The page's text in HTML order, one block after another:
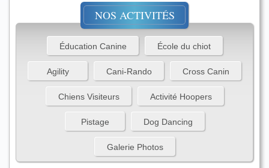
NOS ACTIVITÉS
Éducation Canine École du chiot
Agility Cani-Rando Cross Canin
Chiens Visiteurs Activité Hoopers
Pistage Dog Dancing
Galerie Photos